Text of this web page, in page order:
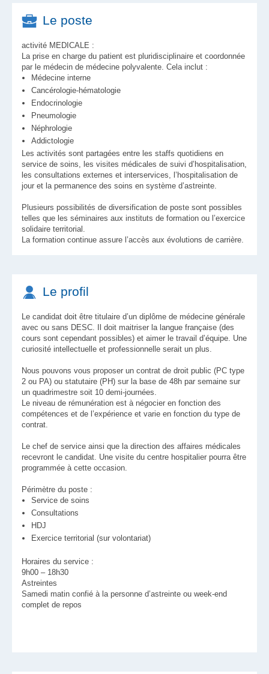
Le poste
activité MEDICALE :
La prise en charge du patient est pluridisciplinaire et coordonnée
par le médecin de médecine polyvalente. Cela inclut :
Médecine interne
Cancérologie-hématologie
Endocrinologie
Pneumologie
Néphrologie
Addictologie
Les activités sont partagées entre les staffs quotidiens en
service de soins, les visites médicales de suivi d’hospitalisation,
les consultations externes et interservices, l’hospitalisation de
jour et la permanence des soins en système d’astreinte.
Plusieurs possibilités de diversification de poste sont possibles
telles que les séminaires aux instituts de formation ou l’exercice
solidaire territorial.
La formation continue assure l’accès aux évolutions de carrière.
Le profil
Le candidat doit être titulaire d’un diplôme de médecine générale
avec ou sans DESC. Il doit maitriser la langue française (des
cours sont cependant possibles) et aimer le travail d’équipe. Une
curiosité intellectuelle et professionnelle serait un plus.
Nous pouvons vous proposer un contrat de droit public (PC type
2 ou PA) ou statutaire (PH) sur la base de 48h par semaine sur
un quadrimestre soit 10 demi-journées.
Le niveau de rémunération est à négocier en fonction des
compétences et de l’expérience et varie en fonction du type de
contrat.
Le chef de service ainsi que la direction des affaires médicales
recevront le candidat. Une visite du centre hospitalier pourra être
programmée à cette occasion.
Périmètre du poste :
Service de soins
Consultations
HDJ
Exercice territorial (sur volontariat)
Horaires du service :
9h00 – 18h30
Astreintes
Samedi matin confié à la personne d’astreinte ou week-end
complet de repos